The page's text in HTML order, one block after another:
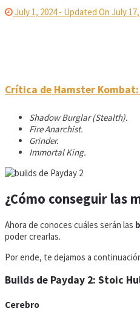
July 1, 2024 - Updated On July
Crítica de Hamster
Shadow Burglar (Stealth).
Fire Anarchist.
Grinder.
Immortal King.
¿Cómo conseguir las
Ahora de conoces cuáles serán las
poder crearlas.
Por ende, te dejamos a
Builds de Payday 2: Stoic
Cerebro